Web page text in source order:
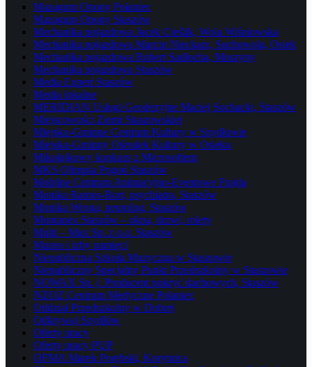
Mazagum Opony Połaniec
Mazagum Opony Staszów
Mechanika pojazdowa Jacek Cieślik, Wola Wiśniowska
Mechanika pojazdowa Marcin Nieckarz, Suchowola, Osiek
Mechanika pojazdowa Robert Sadłocha, Moszyny
Mechanika pojazdowa Staszów
Media Expert Staszów
Media lokalne
MERIDIAN Usługi Geodezyjne Maciej Sochacki, Staszów
Miejscowości Ziemi Staszowskiej
Miejsko-Gminne Centrum Kultury w Szydłowie
Miejsko-Gminny Ośrodek Kultury w Osieku
Mikołajkowy konkurs z Microsoftem
MKS Olimpia Pogoń Staszów
Mobilne Centrum Animacyjno-Eventowe Frajda
Monika Ramos-Bort, psychiatra, Staszów
Monika Wrona, neurolog, Staszów
Montanex Staszów – okna, drzwi, rolety
Multi – Max Sp. z o.o. Staszów
Muzea i izby pamięci
Niepubliczna Szkoła Muzyczna w Staszowie
Niepubliczny Specjalny Punkt Przedszkolny w Staszowie
NOWAX Sp. j. Producent pokryć dachowych, Staszów
NZOZ Centrum Medyczne Połaniec
Oddział Przedszkolny w Dobrej
Odkrywaj Szydłów
Oferty pracy
Oferty pracy PUP
OFMA Marek Porębski, Korytnica